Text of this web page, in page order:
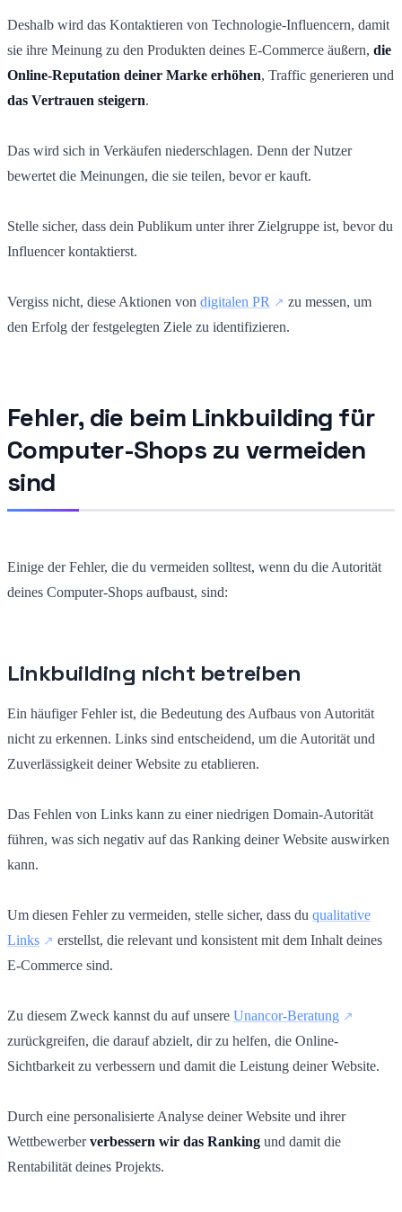
Deshalb wird das Kontaktieren von Technologie-Influencern, damit
sie ihre Meinung zu den Produkten deines E-Commerce äußern, die
Online-Reputation deiner Marke erhöhen, Traffic generieren und
das Vertrauen steigern.
Das wird sich in Verkäufen niederschlagen. Denn der Nutzer
bewertet die Meinungen, die sie teilen, bevor er kauft.
Stelle sicher, dass dein Publikum unter ihrer Zielgruppe ist, bevor du
Influencer kontaktierst.
Vergiss nicht, diese Aktionen von digitalen PR
zu messen, um
den Erfolg der festgelegten Ziele zu identifizieren.
Fehler, die beim Linkbuilding für
Computer-Shops zu vermeiden
sind
Einige der Fehler, die du vermeiden solltest, wenn du die Autorität
deines Computer-Shops aufbaust, sind:
Linkbuilding nicht betreiben
Ein häufiger Fehler ist, die Bedeutung des Aufbaus von Autorität
nicht zu erkennen. Links sind entscheidend, um die Autorität und
Zuverlässigkeit deiner Website zu etablieren.
Das Fehlen von Links kann zu einer niedrigen Domain-Autorität
führen, was sich negativ auf das Ranking deiner Website auswirken
kann.
Um diesen Fehler zu vermeiden, stelle sicher, dass du qualitative
Links
erstellst, die relevant und konsistent mit dem Inhalt deines
E-Commerce sind.
Zu diesem Zweck kannst du auf unsere Unancor-Beratung
zurückgreifen, die darauf abzielt, dir zu helfen, die Online-
Sichtbarkeit zu verbessern und damit die Leistung deiner Website.
Durch eine personalisierte Analyse deiner Website und ihrer
Wettbewerberverbessern wir das Ranking und damit die
Rentabilität deines Projekts.